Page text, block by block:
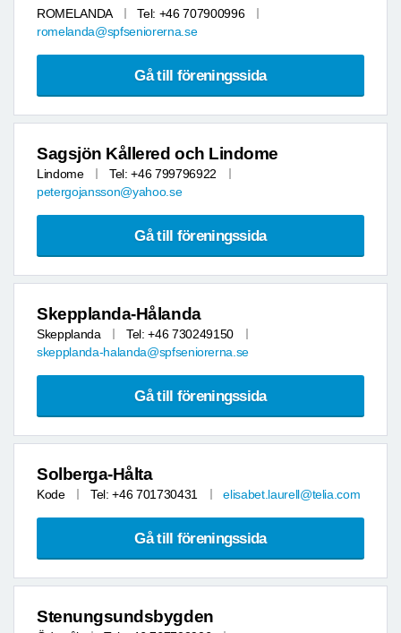
ROMELANDA
Tel: +46 707900996
romelanda@spfseniorerna.se
Gå till föreningssida
Sagsjön Kållered och Lindome
Lindome
Tel: +46 799796922
petergojansson@yahoo.se
Gå till föreningssida
Skepplanda-Hålanda
Skepplanda
Tel: +46 730249150
skepplanda-halanda@spfseniorerna.se
Gå till föreningssida
Solberga-Hålta
Kode Tel: +46 701730431 elisabet.laurell@telia.com
Gå till föreningssida
Stenungsundsbygden